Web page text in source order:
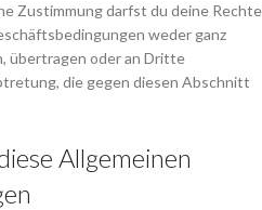
Zustimmung darfst du deine Rechte
weder ganz
übertragen oder an Dritte
die gegen diesen Abschnitt
Allgemeinen